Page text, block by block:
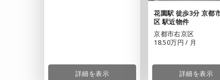
詳細を表示
花園駅 徒歩3分 京都
区 駅近物件
京都市右京区
18.50万円 / 月
詳細を表示